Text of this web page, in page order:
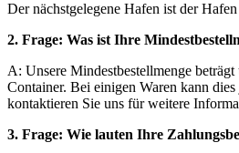
Der nächstgelegene Hafen ist der
2. Frage: Was ist Ihre
A: Unsere Mindestbestellmenge
Container. Bei einigen Waren kann
kontaktieren Sie uns für weitere
3. Frage: Wie lauten Ihre